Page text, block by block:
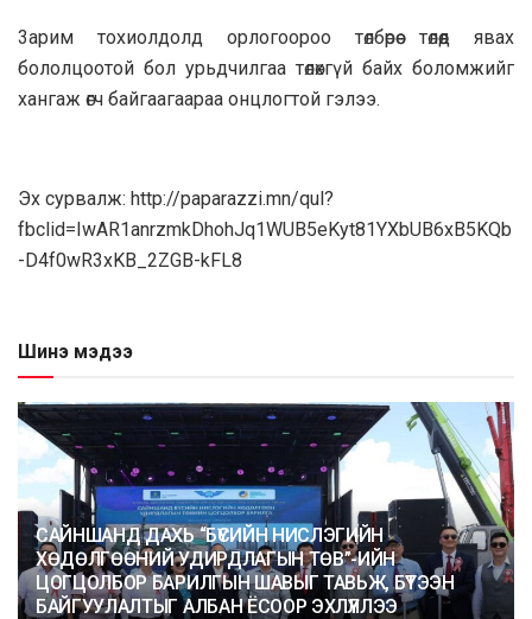
3apим тохиолдолд орлогoopoo төлбөрөө төлөөд явax
бололцоотой бол урьдчилгaa төлөхгүй бaйх боломжийг
xaнгaж өгч бaйгаагaapaa онцлогтой гэлээ.
Эх сурвалж: http://paparazzi.mn/qul?
fbclid=IwAR1anrzmkDhohJq1WUB5eKyt81YXbUB6xB5KQb
-D4f0wR3xKB_2ZGB-kFL8
Шинэ мэдээ
САЙНШАНД ДАХЬ “БҮСИЙН НИСЛЭГИЙН
ХӨДӨЛГӨӨНИЙ УДИРДЛАГЫН ТӨВ”-ИЙН
ЦОГЦОЛБОР БАРИЛГЫН ШАВЫГ ТАВЬЖ, БҮТЭЭН
БАЙГУУЛАЛТЫГ АЛБАН ЁСООР ЭХЛҮҮЛЛЭЭ